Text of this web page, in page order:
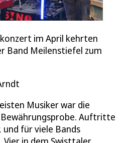
im April kehrten
Band Meilenstiefel zum
Musiker war die
Auftritte
und für viele Bands